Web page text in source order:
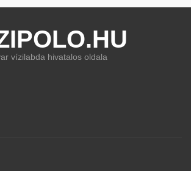
vízilabda hivatalos oldala